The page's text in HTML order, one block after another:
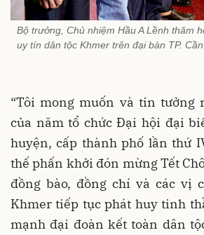
Bộ trưởng, Chủ nhiệm Hầu A Lềnh thăm
uy tín dân tộc Khmer trên đại bàn TP.
“Tôi mong muốn và tin tưởng
của năm tổ chức Đại hội đại
huyện, cấp thành phố lần thứ
thế phấn khởi đón mừng Tết
đồng bào, đồng chí và các vị
Khmer tiếp tục phát huy tinh
mạnh đại đoàn kết toàn dân